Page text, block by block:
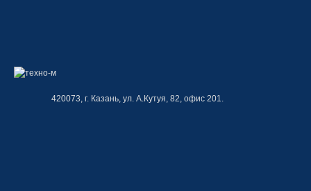
420073, г. Казань, ул. А.Кутуя, 82, офис 201.